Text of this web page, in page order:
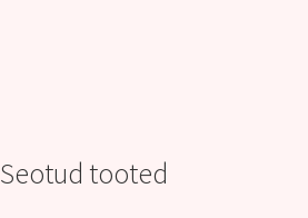
Seotud tooted